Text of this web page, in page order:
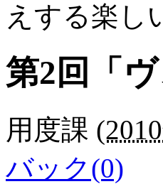
えする楽し
第2回「
用度課 (
バック(0)